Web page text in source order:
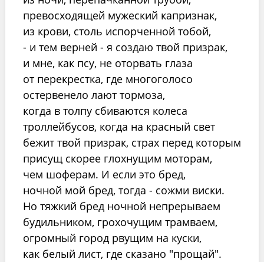
превосходящей мужеский капризнак,
из крови, столь испорченной тобой,
- и тем верней - я создаю твой призрак,
и мне, как псу, не оторвать глаза
от перекрестка, где многоголосо
остервенело лают тормоза,
когда в толпу сбиваются колеса
троллейбусов, когда на красный свет
бежит твой призрак, страх перед которым
присущ скорее глохнущим моторам,
чем шоферам. И если это бред,
ночной мой бред, тогда - сожми виски.
Но тяжкий бред ночной непрерываем
будильником, грохочущим трамваем,
огромный город рвущим на куски,
как белый лист, где сказано "прощай".